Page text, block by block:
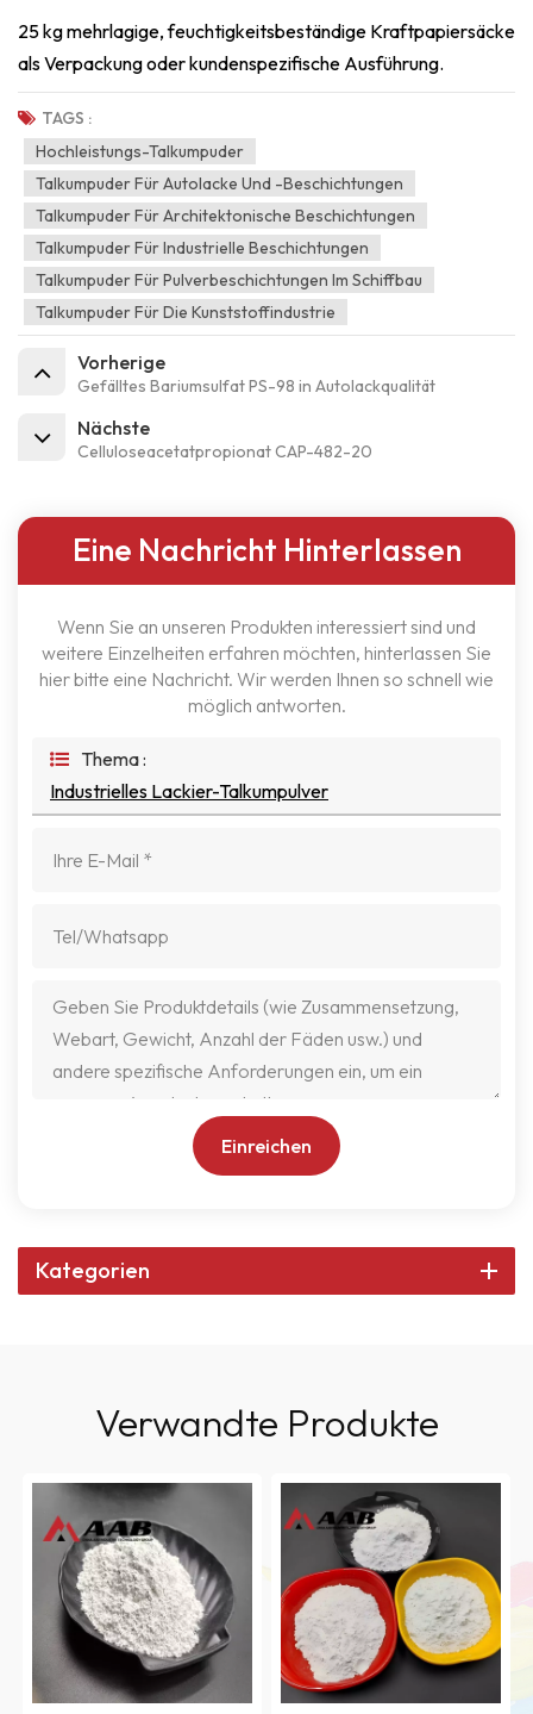
25 kg mehrlagige, feuchtigkeitsbeständige Kraftpapiersäcke
als Verpackung oder kundenspezifische Ausführung.
TAGS :
Hochleistungs-Talkumpuder
Talkumpuder Für Autolacke Und -beschichtungen
Talkumpuder Für Architektonische Beschichtungen
Talkumpuder Für Industrielle Beschichtungen
Talkumpuder Für Pulverbeschichtungen Im Schiffbau
Talkumpuder Für Die Kunststoffindustrie
Vorherige
Gefälltes Bariumsulfat PS-98 in Autolackqualität
Nächste
Celluloseacetatpropionat CAP-482-20
Eine Nachricht Hinterlassen
Wenn Sie an unseren Produkten interessiert sind und
weitere Einzelheiten erfahren möchten, hinterlassen Sie
hier bitte eine Nachricht. Wir werden Ihnen so schnell wie
möglich antworten.
Thema :
Industrielles Lackier-Talkumpulver
Einreichen
Kategorien
Verwandte Produkte